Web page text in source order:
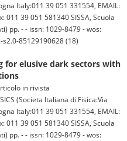
Italy:011 39 051 331554, EMAIL:
011 39 051 581340 SISSA, Scuola
pp. - - issn: 1029-8479 - wos:
s2.0-85129190628 (18)
for elusive dark sectors with
in rivista
(Societa Italiana di Fisica:Via
Italy:011 39 051 331554, EMAIL:
011 39 051 581340 SISSA, Scuola
pp. - - issn: 1029-8479 - wos: